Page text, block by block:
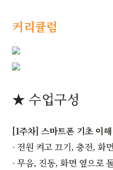
커리큘럼
★ 수업구성
[1주차] 스마트폰 기초 이해
- 전원 켜고 끄기, 충전, 화
- 무음, 진동, 화면 옆으로